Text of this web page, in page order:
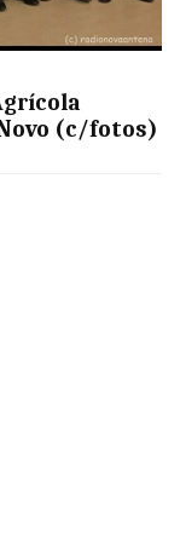
(c/fotos)